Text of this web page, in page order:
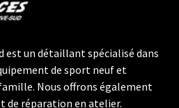
est un détaillant spécialisé dans
de sport neuf et
Nous offrons également
de réparation en atelier.